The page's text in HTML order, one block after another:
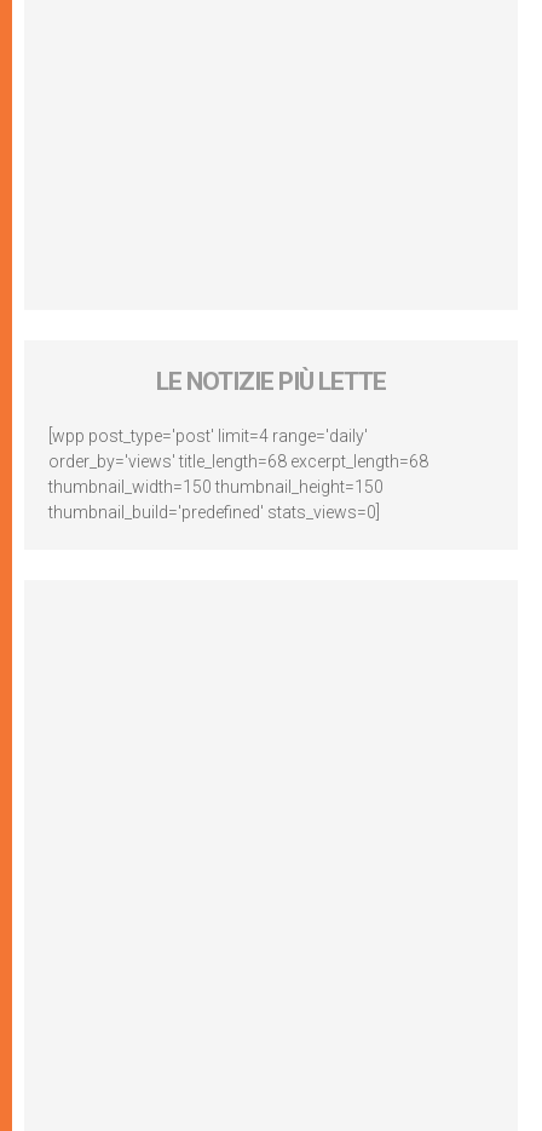
LE NOTIZIE PIÙ LETTE
[wpp post_type='post' limit=4 range='daily'
order_by='views' title_length=68 excerpt_length=68
thumbnail_width=150 thumbnail_height=150
thumbnail_build='predefined' stats_views=0]